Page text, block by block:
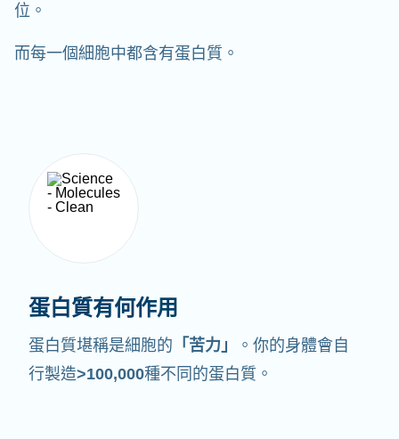
位。
而每一個細胞中都含有蛋白質。
蛋白質有何作用
蛋白質堪稱是細胞的 「苦力」
。你的身體會自
行製造>100,000種不同的蛋白質。